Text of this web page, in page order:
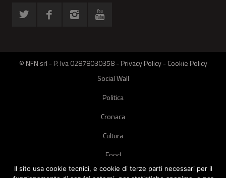
© NFN srl - P. Iva 02878030358 -Privacy Policy-Cookie Policy
Social Wall
Politica
Cronaca
Cultura
Food
Green
Il sito usa cookie tecnici, e cookie di terze parti necessari per il